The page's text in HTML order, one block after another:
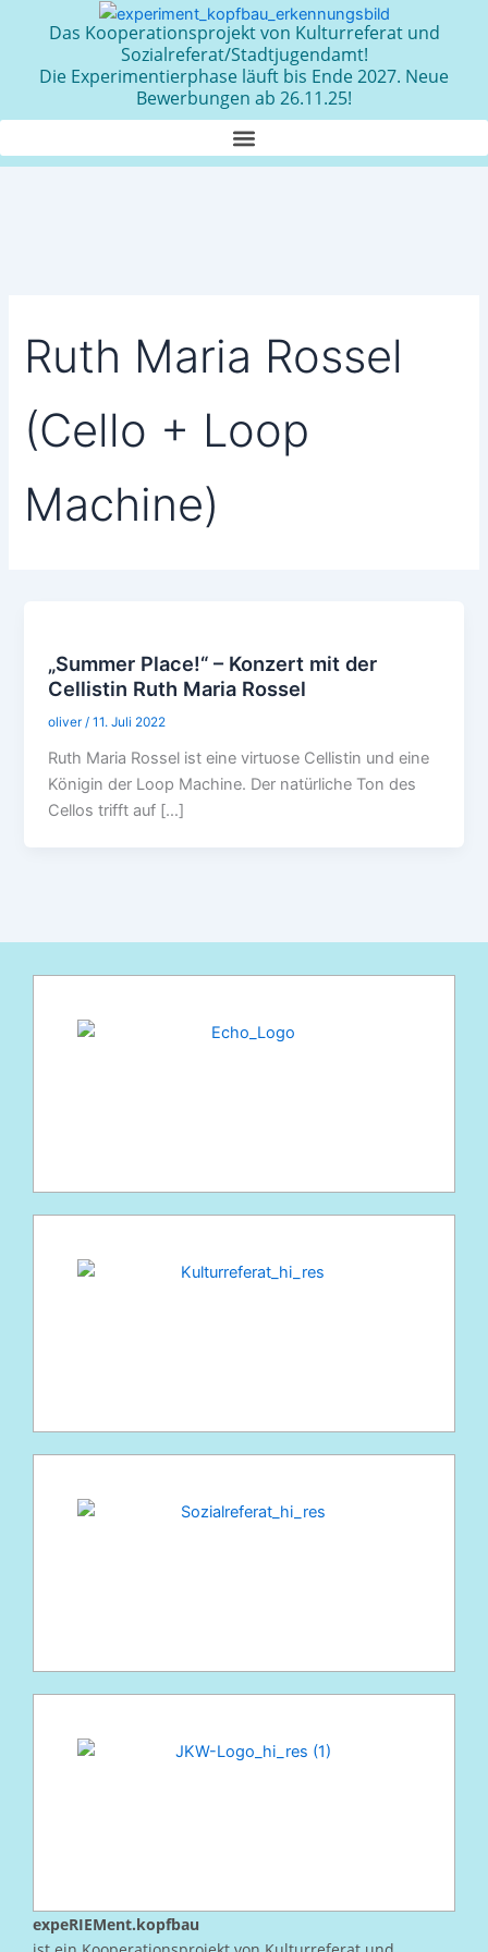
Das Kooperationsprojekt von Kulturreferat und
Sozialreferat/Stadtjugendamt!
Die Experimentierphase läuft bis Ende 2027. Neue
Bewerbungen ab 26.11.25!
Ruth Maria Rossel
(Cello + Loop
Machine)
„Summer Place!“ – Konzert mit der
Cellistin Ruth Maria Rossel
oliver/11. Juli 2022
Ruth Maria Rossel ist eine virtuose Cellistin und eine
Königin der Loop Machine. Der natürliche Ton des
Cellos trifft auf […]
expeRIEMent.kopfbau